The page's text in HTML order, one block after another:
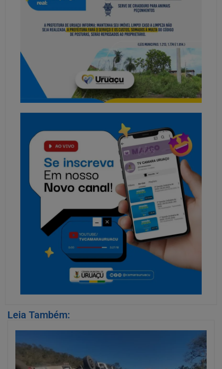
Leia Também: